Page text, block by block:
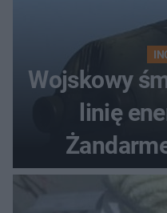
Wojskowy
linię